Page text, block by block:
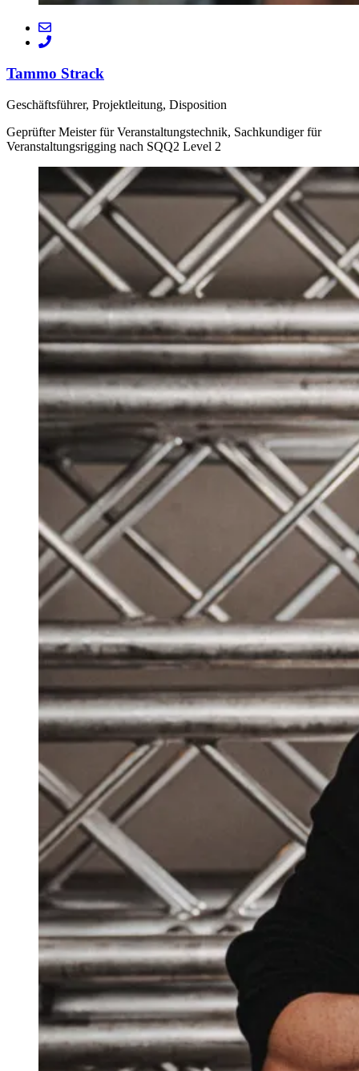
Tammo Strack
Geschäftsführer, Projektleitung, Disposition
Geprüfter Meister für Veranstaltungstechnik, Sachkundiger für
Veranstaltungsrigging nach SQQ2 Level 2